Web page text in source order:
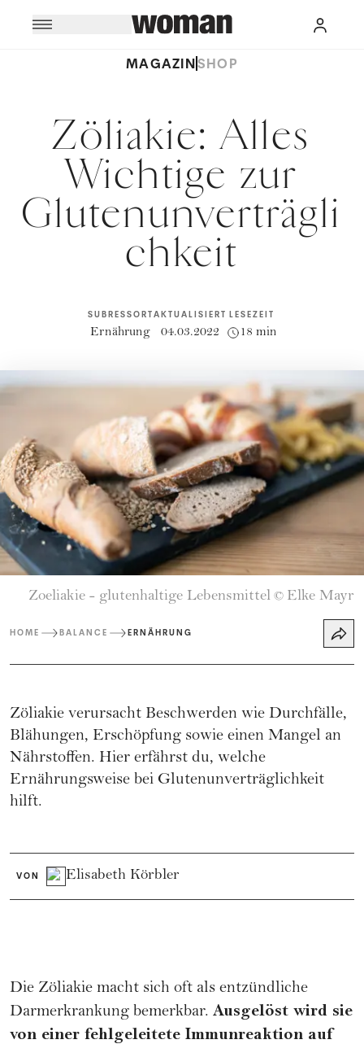
MAGAZINSHOP
Zöliakie: Alles
Wichtige zur
Glutenunverträgli
chkeit
SUBRESSORT
Ernährung
AKTUALISIERT
04.03.2022
LESEZEIT
18 min
Zoeliakie - glutenhaltige Lebensmittel © Elke Mayr
HOME BALANCE ERNÄHRUNG
Zöliakie verursacht Beschwerden wie Durchfälle,
Blähungen, Erschöpfung sowie einen Mangel an
Nährstoffen. Hier erfährst du, welche
Ernährungsweise bei Glutenunverträglichkeit
hilft.
VON Elisabeth Körbler
Die Zöliakie macht sich oft als entzündliche
Darmerkrankung bemerkbar. Ausgelöst wird sie
von einer fehlgeleitete Immunreaktion auf